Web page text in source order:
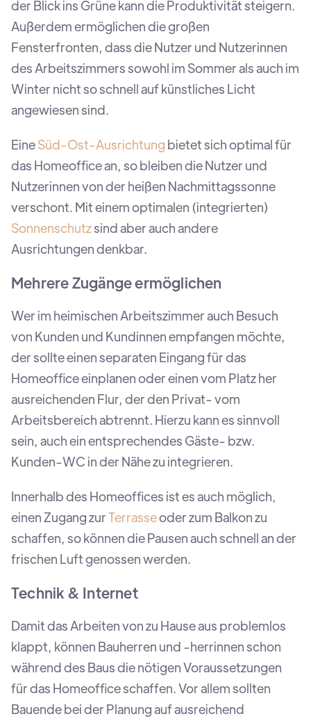
der Blick ins Grüne kann die Produktivität steigern.
Außerdem ermöglichen die großen
Fensterfronten, dass die Nutzer und Nutzerinnen
des Arbeitszimmers sowohl im Sommer als auch im
Winter nicht so schnell auf künstliches Licht
angewiesen sind.
EineSüd-Ost-Ausrichtung bietet sich optimal für
das Homeoffice an, so bleiben die Nutzer und
Nutzerinnen von der heißen Nachmittagssonne
verschont. Mit einem optimalen (integrierten)
Sonnenschutzsind aber auch andere
Ausrichtungen denkbar.
Mehrere Zugänge ermöglichen
Wer im heimischen Arbeitszimmer auch Besuch
von Kunden und Kundinnen empfangen möchte,
der sollte einen separaten Eingang für das
Homeoffice einplanen oder einen vom Platz her
ausreichenden Flur, der den Privat- vom
Arbeitsbereich abtrennt. Hierzu kann es sinnvoll
sein, auch ein entsprechendes Gäste- bzw.
Kunden-WC in der Nähe zu integrieren.
Innerhalb des Homeoffices ist es auch möglich,
einen Zugang zurTerrasseoder zum Balkon zu
schaffen, so können die Pausen auch schnell an der
frischen Luft genossen werden.
Technik & Internet
Damit das Arbeiten von zu Hause aus problemlos
klappt, können Bauherren und -herrinnen schon
während des Baus die nötigen Voraussetzungen
für das Homeoffice schaffen. Vor allem sollten
Bauende bei der Planung auf ausreichend